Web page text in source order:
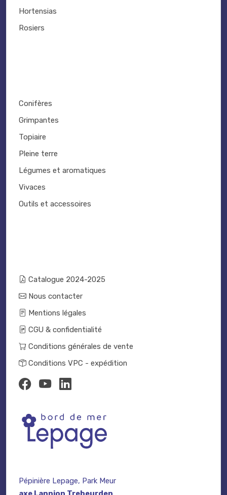
Hortensias
Rosiers
Conifères
Grimpantes
Topiaire
Pleine terre
Légumes et aromatiques
Vivaces
Outils et accessoires
Catalogue 2024-2025
Nous contacter
Mentions légales
CGU & confidentialité
Conditions générales de vente
Conditions VPC - expédition
Pépinière Lepage, Park Meur